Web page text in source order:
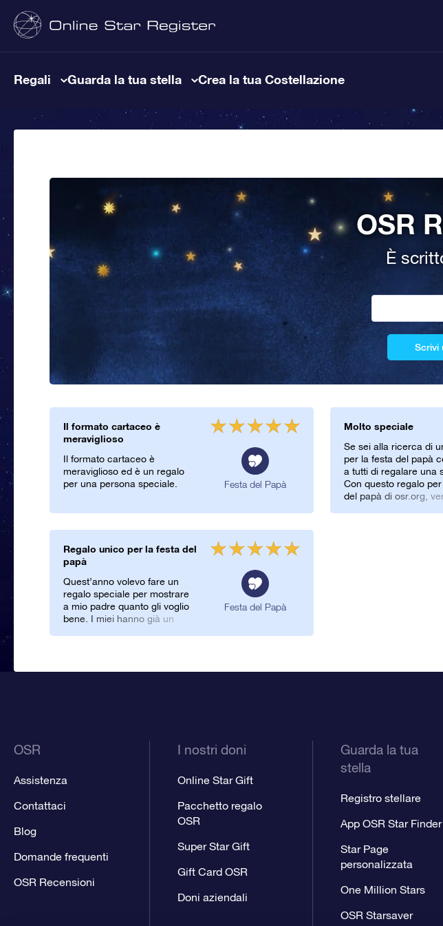
Regali Guarda la tua stella Crea la tua Costellazione
OSR
È
Scrivi
Il formato cartaceo è
meraviglioso
Il formato cartaceo è
meraviglioso ed è un regalo
per una persona speciale.
Festa del Papà
Regalo unico per la festa del
papà
Quest’anno volevo fare un
regalo speciale per mostrare
a mio padre quanto gli voglio
bene. I miei hanno già un
Festa del Papà
Molto speciale
Se sei alla ricerca di
per la festa del papà
a tutti di regalare una
Con questo regalo
del papà di osr.org,
OSR
Assistenza
Contattaci
Blog
Domande frequenti
OSR Recensioni
I nostri doni
Online Star Gift
Pacchetto regalo
OSR
Super Star Gift
Gift Card OSR
Doni aziendali
Guarda la tua
stella
Registro stellare
App OSR Star Finder
Star Page
personalizzata
One Million Stars
OSR Starsaver